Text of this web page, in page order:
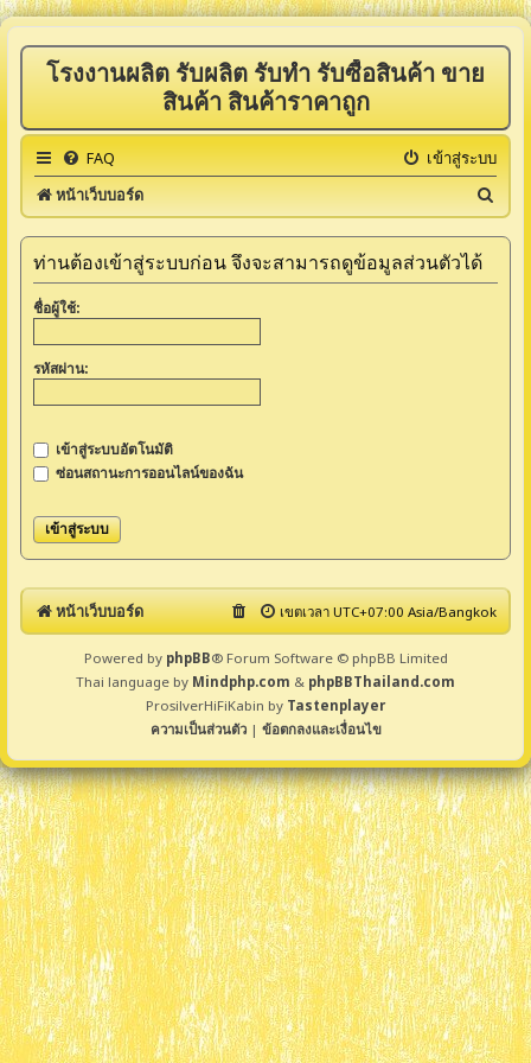
โรงงานผลิต รับผลิต รับทำ รับซื้อสินค้า ขาย
สินค้า สินค้าราคาถูก
FAQ
เข้าสู่ระบบ
หน้าเว็บบอร์ด
น
า
ท่านต้องเข้าสู่ระบบก่อน จึงจะสามารถดูข้อมูลส่วนตัวได้
ชื่อผู้ใช้:
รหัสผ่าน:
เข้าสู่ระบบอัตโนมัติ
ซ่อนสถานะการออนไลน์ของฉัน
หน้าเว็บบอร์ด เขตเวลา UTC+07:00 Asia/Bangkok
Powered by phpBB® Forum Software © phpBB Limited
Thai language by Mindphp.com & phpBBThailand.com
ProsilverHiFiKabin by Tastenplayer
ความเป็นส่วนตัว| ข้อตกลงและเงื่อนไข